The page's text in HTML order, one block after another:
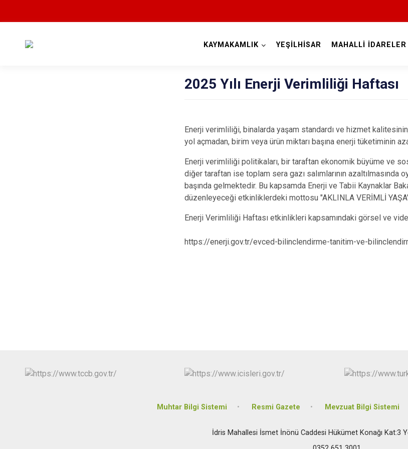
KAYMAKAMLIK YEŞİLHİSAR MAHALLİ İDARELER
2025 Yılı Enerji Verimliliği Haftası
Enerji verimliliği, binalarda yaşam standardı ve hizmet
yol açmadan, birim veya ürün miktarı başına enerji tüketiminin
Enerji verimliliği politikaları, bir taraftan ekonomik büyüme ve
diğer taraftan ise toplam sera gazı salımlarının azaltılmasında
başında gelmektedir. Bu kapsamda Enerji ve Tabii Kaynaklar
düzenleyeceği etkinliklerdeki mottosu "AKLINLA VERİMLİ
Enerji Verimliliği Haftası etkinlikleri kapsamındaki görsel ve
https://enerji.gov.tr/evced-bilinclendirme-tanitim-ve-
Muhtar Bilgi Sistemi Resmi Gazete Mevzuat Bilgi Sistemi
İdris Mahallesi İsmet İnönü Caddesi Hükümet Konağı Kat:3